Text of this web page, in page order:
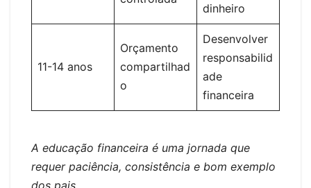
dinheiro
11-14 anos
Orçamento
compartilhad
o
Desenvolver
responsabilid
ade
financeira
A educação financeira é uma jornada que
requer paciência, consistência e bom exemplo